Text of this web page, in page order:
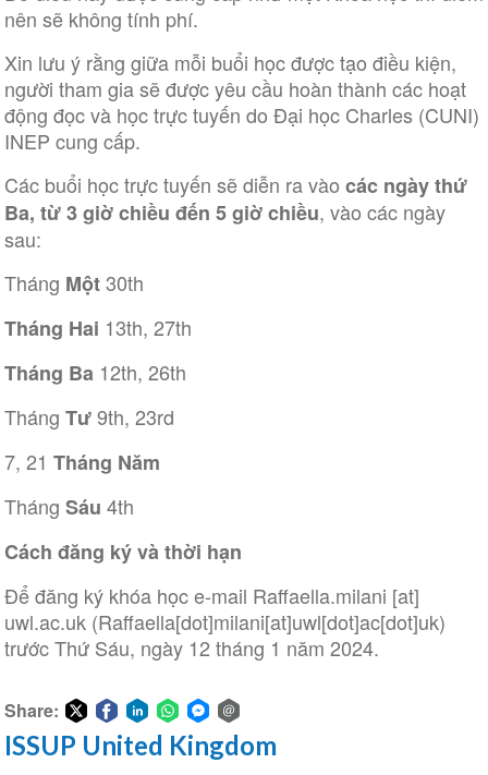
nên sẽ không tính phí.
Xin lưu ý rằng giữa mỗi buổi học được tạo điều kiện,
người tham gia sẽ được yêu cầu hoàn thành các hoạt
động đọc và học trực tuyến do Đại học Charles (CUNI)
INEP cung cấp.
Các buổi học trực tuyến sẽ diễn ra vào các ngày thứ
Ba, từ 3 giờ chiều đến 5 giờ chiều, vào các ngày
sau:
Tháng Một30th
Tháng Hai 13th, 27th
Tháng Ba 12th, 26th
Tháng Tư9th, 23rd
7, 21 Tháng Năm
Tháng Sáu 4th
Cách đăng ký và thời hạn
Để đăng ký khóa học e-mail Raffaella.milani [at]
uwl.ac.uk(Raffaella[dot]milani[at]uwl[dot]ac[dot]uk)
trước Thứ Sáu, ngày 12 tháng 1 năm 2024.
Share:
ShareShareShareShareShareShare
ISSUP United Kingdom